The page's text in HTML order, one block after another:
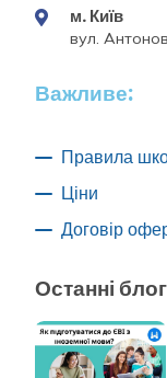
м. Київ
вул.
Важливе:
Правила
Ціни
Договір
Останні